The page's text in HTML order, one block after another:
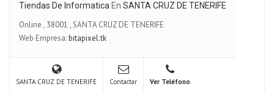
Tiendas De Informatica En SANTA CRUZ DE TENERIFE
Online , 38001 ,SANTA CRUZ DE TENERIFE
Web Empresa:bitapixel.tk
SANTA CRUZ DE TENERIFE Contactar Ver Teléfono